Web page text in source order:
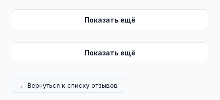
Показать ещё
Показать ещё
← Вернуться к списку отзывов